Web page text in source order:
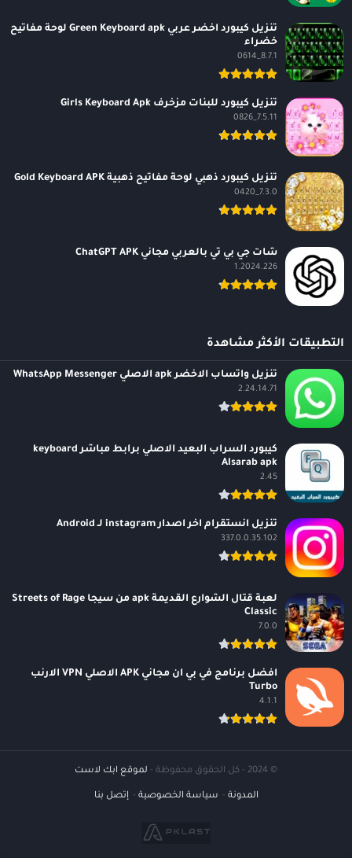
تنزيل كيبورد اخضر عربي Green Keyboard apk لوحة مفاتيح
خضراء
8.7.1_0614
تنزيل كيبورد للبنات مزخرف Girls Keyboard Apk
7.5.11_0826
تنزيل كيبورد ذهبي لوحة مفاتيح ذهبية Gold Keyboard APK
7.3.0_0420
شات جي بي تي بالعربي مجاني ChatGPT APK
1.2024.226
التطبيقات الأكثر مشاهدة
تنزيل واتساب الاخضر apk الاصلي WhatsApp Messenger
2.24.14.71
كيبورد السراب البعيد الاصلي برابط مباشر keyboard
Alsarab apk
2.45
تنزيل انستقرام اخر اصدار instagram لـ Android
337.0.0.35.102
لعبة قتال الشوارع القديمة apk من سيجا Streets of Rage
Classic
7.0.0
افضل برنامج في بي ان مجاني APK الاصلي VPN الارنب
Turbo
4.1.1
© 2024 - كل الحقوق محفوظة - لموقع ابك لاست
المدونة سياسة الخصوصية إتصل بنا